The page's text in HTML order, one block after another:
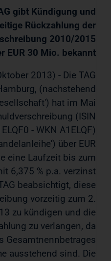
gibt Kündigung und
Rückzahlung der
2010/2015
EUR 30 Mio. bekannt
2013) - Die TAG
(nachstehend
hat im Mai
(ISIN
- WKN A1ELQF)
über EUR
eine Laufzeit bis zum
6,375 % p.a. verzinst
beabsichtigt, diese
vorzeitig zum 2.
zu kündigen und die
zu verlangen, da
Gesamtnennbetrages
ausstehend sind. Die